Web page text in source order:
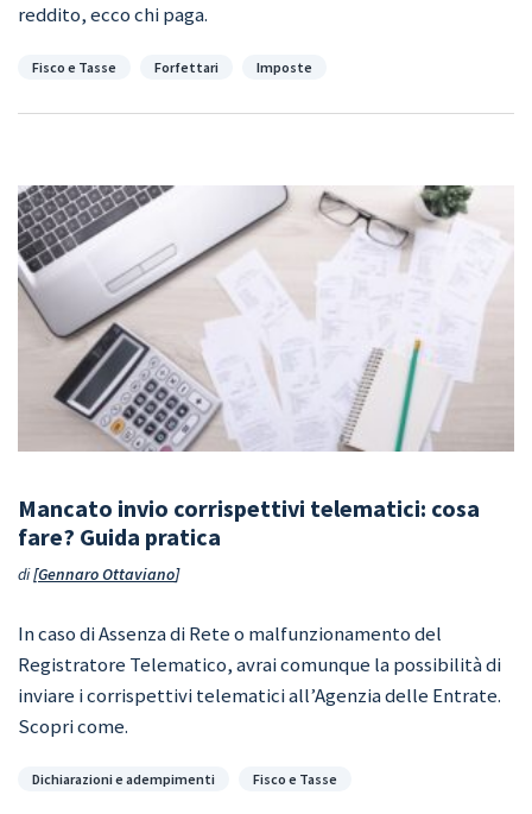
reddito, ecco chi paga.
Categorie
Fisco e Tasse Forfettari Imposte
Mancato invio corrispettivi telematici: cosa
fare? Guida pratica
di Gennaro Ottaviano
In caso di Assenza di Rete o malfunzionamento del
Registratore Telematico, avrai comunque la possibilità di
inviare i corrispettivi telematici all’Agenzia delle Entrate.
Scopri come.
Categorie
Dichiarazioni e adempimenti Fisco e Tasse